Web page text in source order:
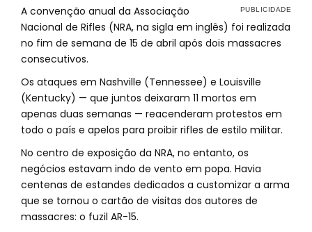
A convenção anual da Associação
Nacional de Rifles (NRA, na sigla em inglês) foi realizada
no fim de semana de 15 de abril após dois massacres
consecutivos.
Os ataques em Nashville (Tennessee) e Louisville
(Kentucky) — que juntos deixaram 11 mortos em
apenas duas semanas — reacenderam protestos em
todo o país e apelos para proibir rifles de estilo militar.
No centro de exposição da NRA, no entanto, os
negócios estavam indo de vento em popa. Havia
centenas de estandes dedicados a customizar a arma
que se tornou o cartão de visitas dos autores de
massacres: o fuzil AR-15.